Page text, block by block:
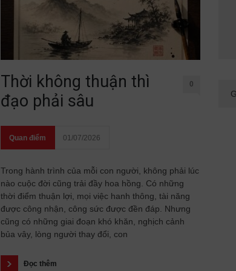
Thời không thuận thì
đạo phải sâu
0
Quan điểm 01/07/2026
Trong hành trình của mỗi con người, không phải lúc
nào cuộc đời cũng trải đầy hoa hồng. Có những
thời điểm thuận lợi, mọi việc hanh thông, tài năng
được công nhận, công sức được đền đáp. Nhưng
cũng có những giai đoạn khó khăn, nghịch cảnh
bủa vây, lòng người thay đổi, con
Đọc thêm